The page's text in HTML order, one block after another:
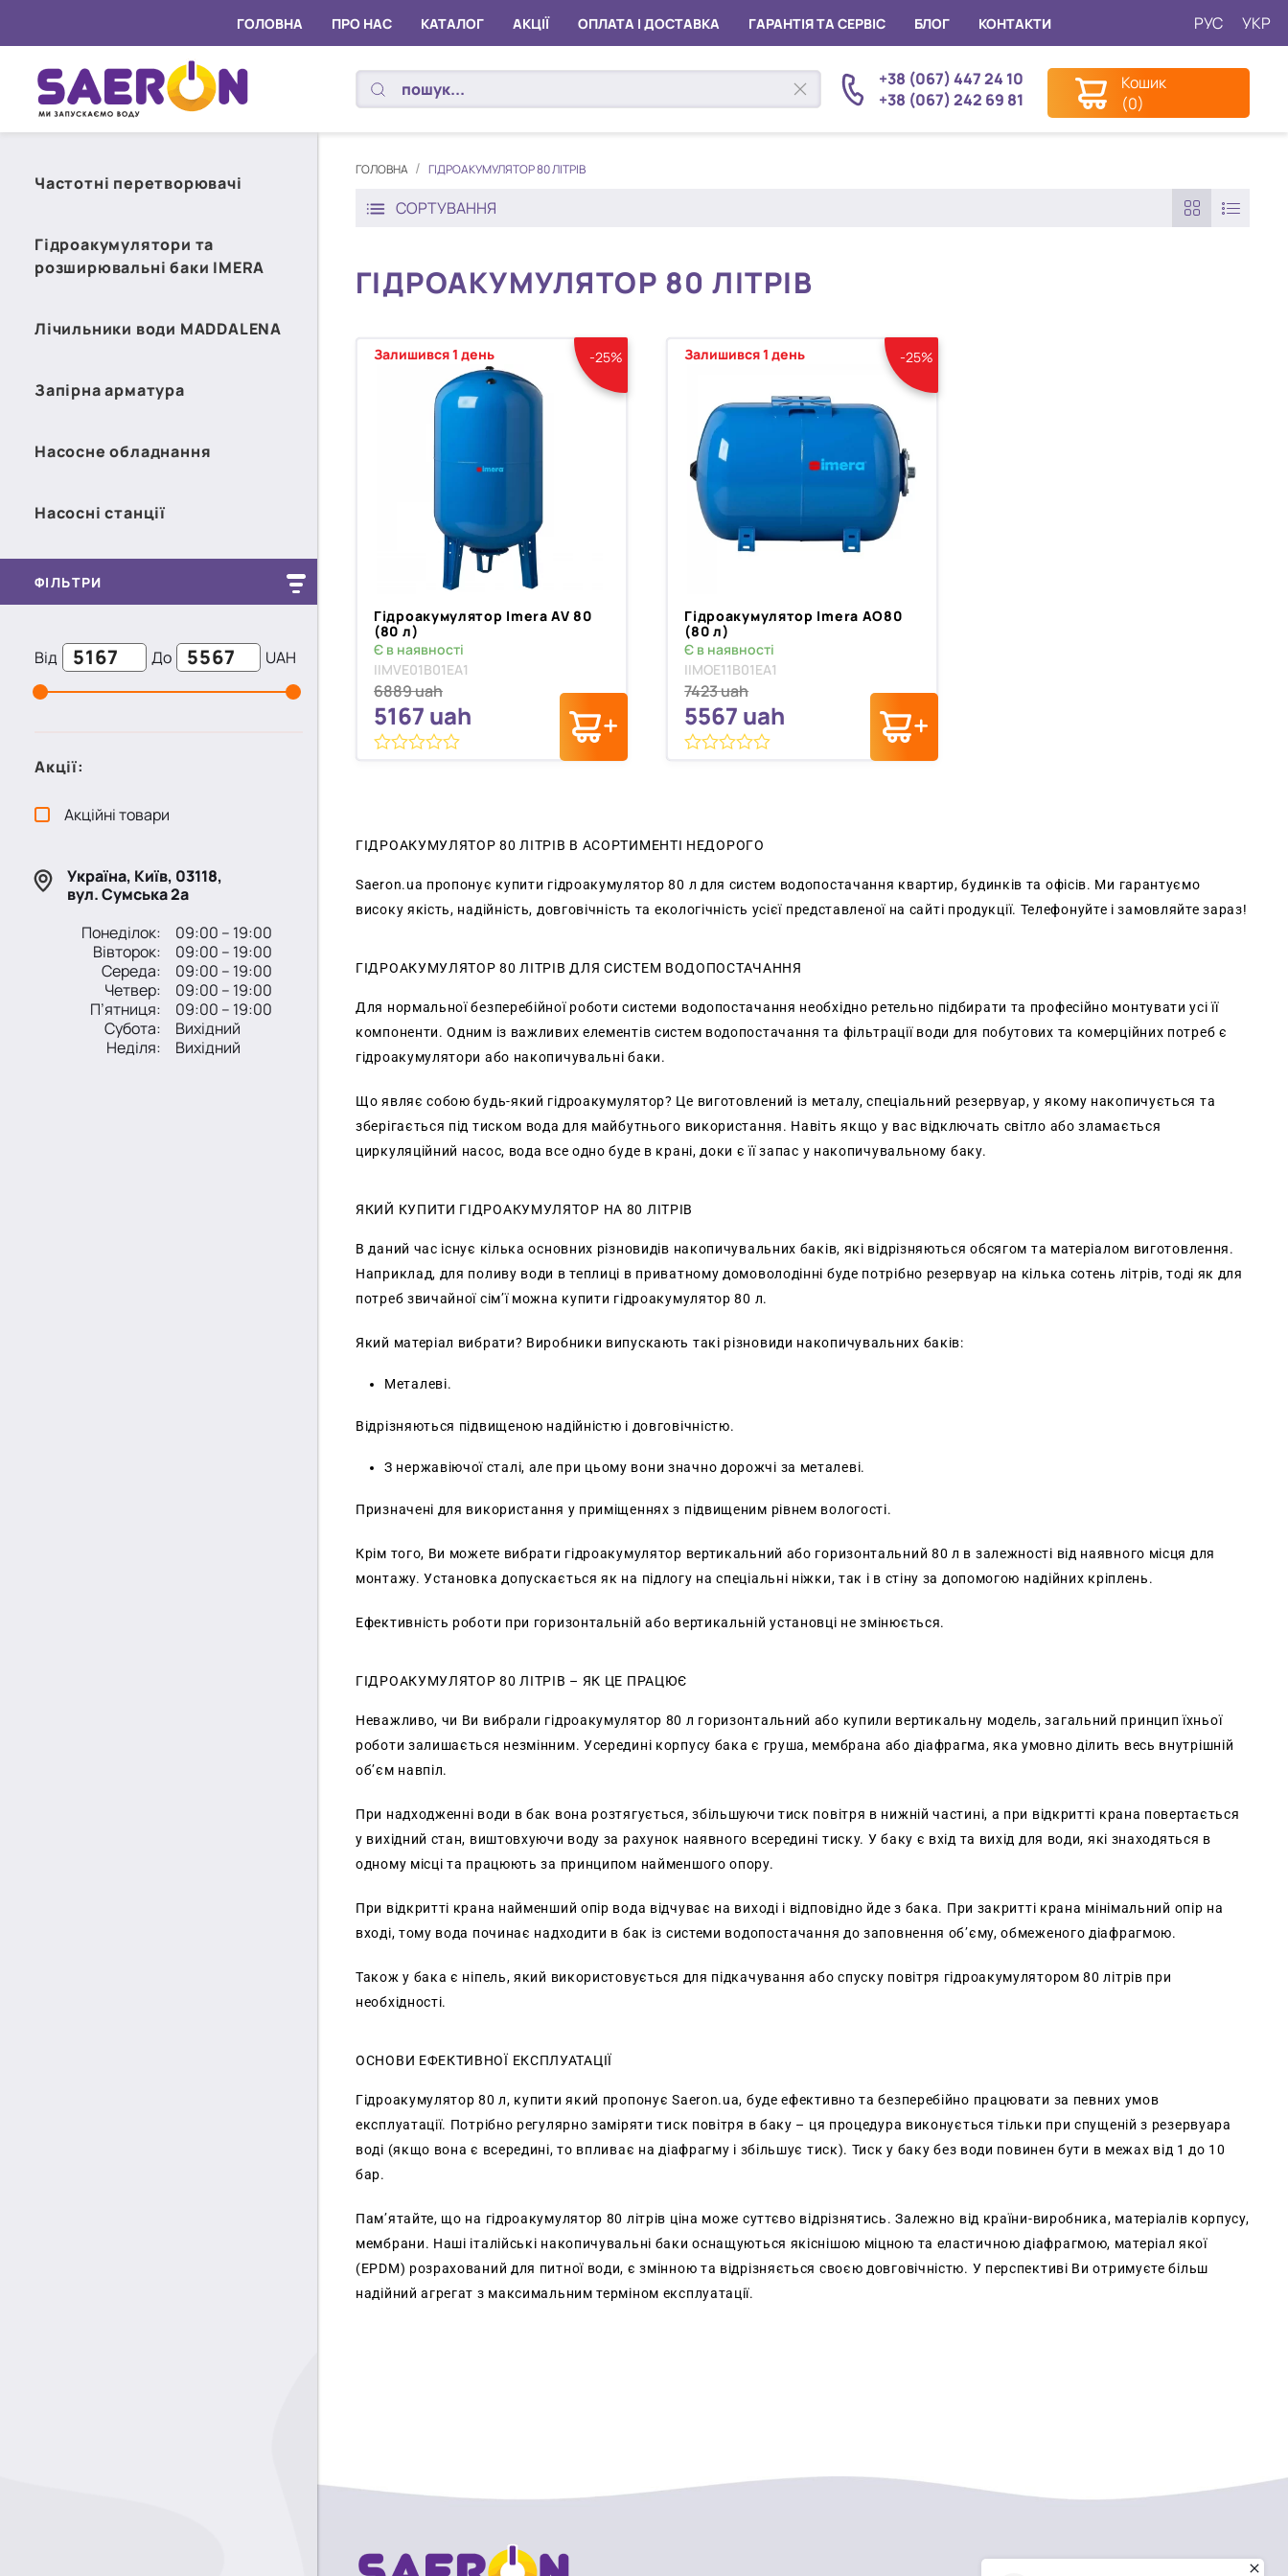
ГОЛОВНА ПРО НАС КАТАЛОГ АКЦІЇ ОПЛАТА І ДОСТАВКА ГАРАНТІЯ ТА СЕРВІС БЛОГ КОНТАКТИ РУС УКР
+38 (067) 447 24 10
+38 (067) 242 69 81
Кошик
(0)
ГОЛОВНА ГІДРОАКУМУЛЯТОР 80 ЛІТРІВ
СОРТУВАННЯ
ГІДРОАКУМУЛЯТОР 80 ЛІТРІВ
Залишився 1 день -25%
Гідроакумулятор Imera AV 80
(80 л)
Є в наявності
IIMVE01B01EA1
6889uah
5167 uah
Залишився 1 день -25%
Гідроакумулятор Imera AO80
(80 л)
Є в наявності
IIMOE11B01EA1
7423uah
5567 uah
ГІДРОАКУМУЛЯТОР 80 ЛІТРІВ В АСОРТИМЕНТІ НЕДОРОГО
Saeron.ua пропонує купити гідроакумулятор 80 л для систем водопостачання квартир, будинків та офісів. Ми гарантуємо
високу якість, надійність, довговічність та екологічність усієї представленої на сайті продукції. Телефонуйте і замовляйте зараз!
ГІДРОАКУМУЛЯТОР 80 ЛІТРІВ ДЛЯ СИСТЕМ ВОДОПОСТАЧАННЯ
Для нормальної безперебійної роботи системи водопостачання необхідно ретельно підбирати та професійно монтувати усі її
компоненти. Одним із важливих елементів систем водопостачання та фільтрації води для побутових та комерційних потреб є
гідроакумулятори або накопичувальні баки.
Що являє собою будь-який гідроакумулятор? Це виготовлений із металу, спеціальний резервуар, у якому накопичується та
зберігається під тиском вода для майбутнього використання. Навіть якщо у вас відключать світло або зламається
циркуляційний насос, вода все одно буде в крані, доки є її запас у накопичувальному баку.
ЯКИЙ КУПИТИ ГІДРОАКУМУЛЯТОР НА 80 ЛІТРІВ
В даний час існує кілька основних різновидів накопичувальних баків, які відрізняються обсягом та матеріалом виготовлення.
Наприклад, для поливу води в теплиці в приватному домоволодінні буде потрібно резервуар на кілька сотень літрів, тоді як для
потреб звичайної сім’ї можна купити гідроакумулятор 80 л.
Який матеріал вибрати? Виробники випускають такі різновиди накопичувальних баків:
Металеві.
Відрізняються підвищеною надійністю і довговічністю.
З нержавіючої сталі, але при цьому вони значно дорожчі за металеві.
Призначені для використання у приміщеннях з підвищеним рівнем вологості.
Крім того, Ви можете вибрати гідроакумулятор вертикальний або горизонтальний 80 л в залежності від наявного місця для
монтажу. Установка допускається як на підлогу на спеціальні ніжки, так і в стіну за допомогою надійних кріплень.
Ефективність роботи при горизонтальній або вертикальній установці не змінюється.
ГІДРОАКУМУЛЯТОР 80 ЛІТРІВ – ЯК ЦЕ ПРАЦЮЄ
Неважливо, чи Ви вибрали гідроакумулятор 80 л горизонтальний або купили вертикальну модель, загальний принцип їхньої
роботи залишається незмінним. Усередині корпусу бака є груша, мембрана або діафрагма, яка умовно ділить весь внутрішній
об’єм навпіл.
При надходженні води в бак вона розтягується, збільшуючи тиск повітря в нижній частині, а при відкритті крана повертається
у вихідний стан, виштовхуючи воду за рахунок наявного всередині тиску. У баку є вхід та вихід для води, які знаходяться в
одному місці та працюють за принципом найменшого опору.
При відкритті крана найменший опір вода відчуває на виході і відповідно йде з бака. При закритті крана мінімальний опір на
вході, тому вода починає надходити в бак із системи водопостачання до заповнення об’єму, обмеженого діафрагмою.
Також у бака є ніпель, який використовується для підкачування або спуску повітря гідроакумулятором 80 літрів при
необхідності.
ОСНОВИ ЕФЕКТИВНОЇ ЕКСПЛУАТАЦІЇ
Гідроакумулятор 80 л, купити який пропонує Saeron.ua, буде ефективно та безперебійно працювати за певних умов
експлуатації. Потрібно регулярно заміряти тиск повітря в баку – ця процедура виконується тільки при спущеній з резервуара
воді (якщо вона є всередині, то впливає на діафрагму і збільшує тиск). Тиск у баку без води повинен бути в межах від 1 до 10
бар.
Пам’ятайте, що на гідроакумулятор 80 літрів ціна може суттєво відрізнятись. Залежно від країни-виробника, матеріалів корпусу,
мембрани. Наші італійські накопичувальні баки оснащуються якіснішою міцною та еластичною діафрагмою, матеріал якої
(EPDM) розрахований для питної води, є змінною та відрізняється своєю довговічністю. У перспективі Ви отримуєте більш
надійний агрегат з максимальним терміном експлуатації.
Частотні перетворювачі
Гідроакумулятори та
розширювальні баки IMERA
Лічильники води MADDALENA
Запірна арматура
Насосне обладнання
Насосні станції
ФІЛЬТРИ
Від До UAH
Акції:
Акційні товари
Україна, Київ, 03118,
вул. Сумська 2а
Понеділок:
Вівторок:
Середа:
Четвер:
П’ятниця:
Субота:
Неділя:
09:00 – 19:00
09:00 – 19:00
09:00 – 19:00
09:00 – 19:00
09:00 – 19:00
Вихідний
Вихідний